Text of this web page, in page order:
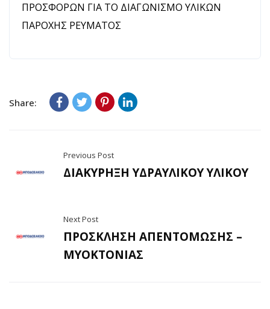
ΠΡΟΣΦΟΡΩΝ ΓΙΑ ΤΟ ΔΙΑΓΩΝΙΣΜΟ ΥΛΙΚΩΝ
ΠΑΡΟΧΗΣ ΡΕΥΜΑΤΟΣ
Share:
Previous Post
ΔΙΑΚΥΡΗΞΗ ΥΔΡΑΥΛΙΚΟΥ ΥΛΙΚΟΥ
Next Post
ΠΡΟΣΚΛΗΣΗ ΑΠΕΝΤΟΜΩΣΗΣ –
ΜΥΟΚΤΟΝΙΑΣ